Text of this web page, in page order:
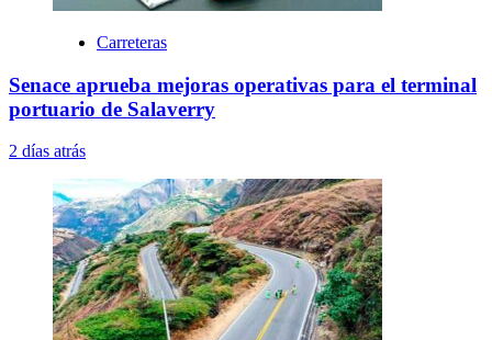
Carreteras
Senace aprueba mejoras operativas para el terminal
portuario de Salaverry
2 días atrás